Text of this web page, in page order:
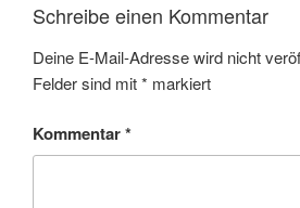
Schreibe einen Kommentar
Deine E-Mail-Adresse wird nicht
Felder sind mit* markiert
Kommentar*